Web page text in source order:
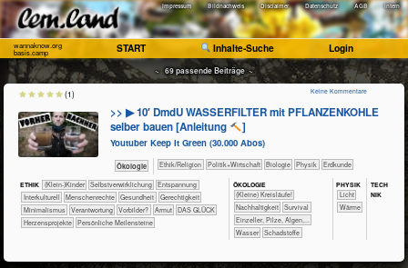
Impressum Bildnachweis Disclaimer Datenschutz AGB Intern
wannaknow.org
basis.camp START Inhalte-Suche Login
~ 69 passende Beiträge ~
>> ▶ 10′ DmdU WASSERFILTER mit PFLANZENKOHLE
selber bauen [Anleitung
]
Youtuber Keep It Green (30.000 Abos)
​​​​​​​Ökologie ​​​​​​​​​​Ethik/​Religion ​​​​​​​​​Politik+​Wirtschaft ​​​​​​​Biologie ​​​​​​​Physik ​​​​​Erdkunde
ETHIK (Klein-)Kinder ​​​​​​​​​​​​​​​​​​​​​​​​​​​​​​​​​​​​​​​​Selbst­verwirklichung
​​​​​​​​​​​​​Entspannung
​​​​​​​​Interkulturell
​​​​​​​Menschenrechte ​​​​​​Gesundheit
​​​​Gerechtigkeit
​​Minimalismus
​​Verantwortung ​​Vorbilder? Armut
DAS GLÜCK
Herzensprojekte
Persönliche Meilensteine
ÖKO​LOGIE
​​​​​​​​​​​​​​(Kleine) Kreisläufe!
​​​​​​​​​​​​​​​Nachhaltigkeit
​​​​​​​​​​​​Survival
​​​​​​​Einzeller, Pilze, Algen,...
​​​​​​Wasser
​Schadstoffe
PHY​SIK
​​​​​Licht
​​​​​Wärme
TECH​
NIK
Keine Kommentare
(1)